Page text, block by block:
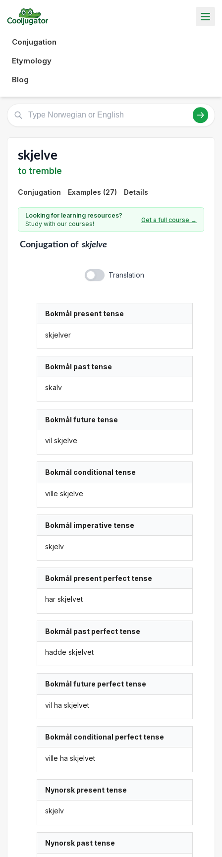
Conjugation
Etymology
Blog
skjelve
to tremble
Conjugation Examples (27) Details
Looking for learning resources?
Study with our courses!
Get a full course →
Conjugationof skjelve
Translation
Bokmål present tense
skjelver
Bokmål past tense
skalv
Bokmål future tense
vil skjelve
Bokmål conditional tense
ville skjelve
Bokmål imperative tense
skjelv
Bokmål present perfect tense
har skjelvet
Bokmål past perfect tense
hadde skjelvet
Bokmål future perfect tense
vil ha skjelvet
Bokmål conditional perfect tense
ville ha skjelvet
Nynorsk present tense
skjelv
Nynorsk past tense